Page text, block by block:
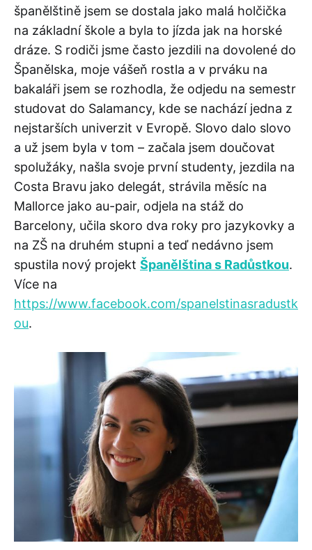
španělštině jsem se dostala jako malá holčička
na základní škole a byla to jízda jak na horské
dráze. S rodiči jsme často jezdili na dovolené do
Španělska, moje vášeň rostla a v prváku na
bakaláři jsem se rozhodla, že odjedu na semestr
studovat do Salamancy, kde se nachází jedna z
nejstarších univerzit v Evropě. Slovo dalo slovo
a už jsem byla v tom – začala jsem doučovat
spolužáky, našla svoje první studenty, jezdila na
Costa Bravu jako delegát, strávila měsíc na
Mallorce jako au-pair, odjela na stáž do
Barcelony, učila skoro dva roky pro jazykovky a
na ZŠ na druhém stupni a teď nedávno jsem
spustila nový projekt Španělština s Radůstkou.
Více na
https://www.facebook.com/spanelstinasradustk
ou.